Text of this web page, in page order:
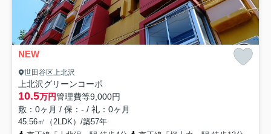
NEW
世田谷区上北沢
上北沢グリーンコーポ
10.5万円管理費等9,000円
敷：0ヶ月 / 保：- / 礼：0ヶ月
45.56㎡（2LDK）/築57年